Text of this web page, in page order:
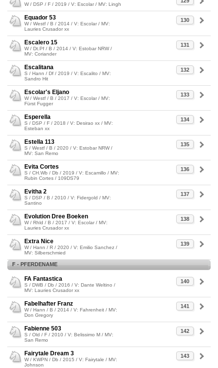
W / DSP / F / 2019 / V: Escolar / MV: Lingh
130
Equador 53
W / Westf / B / 2014 / V: Escolar / MV:
Lauries Crusador xx
131
Escalero 15
W / Dt.Pf / B / 2014 / V: Estobar NRW /
MV: Coriander
132
Escalitana
S / Hann / Df / 2019 / V: Escalito / MV:
Sandro Hit
133
Escolar's Eljano
W / Westf / B / 2017 / V: Escolar / MV:
Fürst Fugger
134
Esperella
S / DSP / F / 2018 / V: Desirao xx / MV:
Esteban xx
135
Estella 113
S / Westf / B / 2020 / V: Estobar NRW /
MV: San Remo
136
Evita Cortes
S / CH.Wb / Db / 2019 / V: Escamillo / MV:
Rubin Cortes / 109DS79
137
Evitha 2
S / DSP / B / 2010 / V: Fidergold / MV:
Santino
138
Evolution Dree Boeken
W / Rhld / B / 2017 / V: Escolar / MV:
Lauries Crusador xx
139
Extra Nice
W / Hann / R / 2020 / V: Emilio Sanchez /
MV: Silberschmied
F - PFERDENAME
140
FA Fantastica
S / DWB / Db / 2016 / V: Dante Weltino /
MV: Lauries Crusador xx
141
Fabelhafter Franz
W / Hann / B / 2014 / V: Fahrenheit / MV:
Don Gregory
142
Fabienne 503
S / Old / F / 2010 / V: Belissimo M / MV:
San Remo
143
Fairytale Dream 3
W / KWPN / Db / 2015 / V: Fairytale / MV:
Johnson